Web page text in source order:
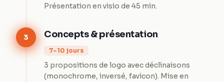
Présentation en visio de 45 min.
3 Concepts & présentation
7–10 jours
3 propositions de logo avec déclinaisons
(monochrome, inversé, favicon). Mise en